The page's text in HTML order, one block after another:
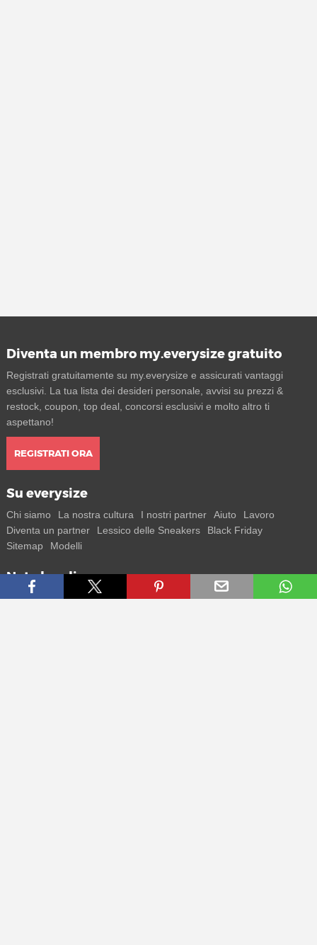
Diventa un membro my.everysize gratuito
Registrati gratuitamente su my.everysize e assicurati vantaggi
esclusivi. La tua lista dei desideri personale, avvisi su prezzi &
restock, coupon, top deal, concorsi esclusivi e molto altro ti
aspettano!
REGISTRATI ORA
Su everysize
Chi siamo La nostra cultura I nostri partner Aiuto
Lavoro
Diventa un partner
Lessico delle Sneakers
Black Friday
Sitemap
Modelli
Note legali
T&C Privacy Note legali Contatti